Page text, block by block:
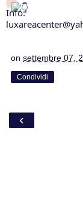
Info:
on settembre 07,
Condividi
‹